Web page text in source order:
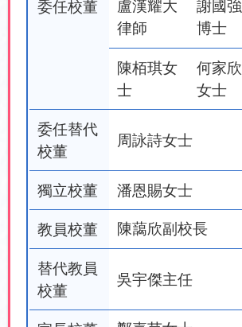
委任校董
盧漢耀大
律師
謝國強
博士
陳栢琪女
士
何家欣
女士
委任替代
校董
周詠詩女士
獨立校董
潘恩賜女士
教員校董
陳藹欣副校長
替代教員
校董
吳宇傑主任